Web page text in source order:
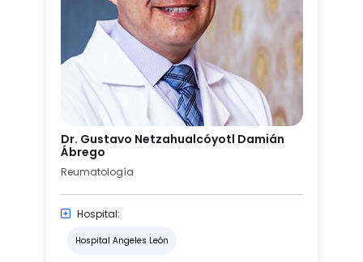
Dr. Gustavo Netzahualcóyotl Damián
Ábrego
Reumatología
Hospital:
Hospital Angeles León